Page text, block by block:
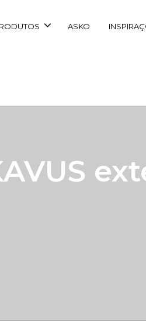
ASKO